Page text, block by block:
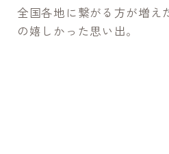
全国各地に繋がる方が増え
の嬉しかった思い出。